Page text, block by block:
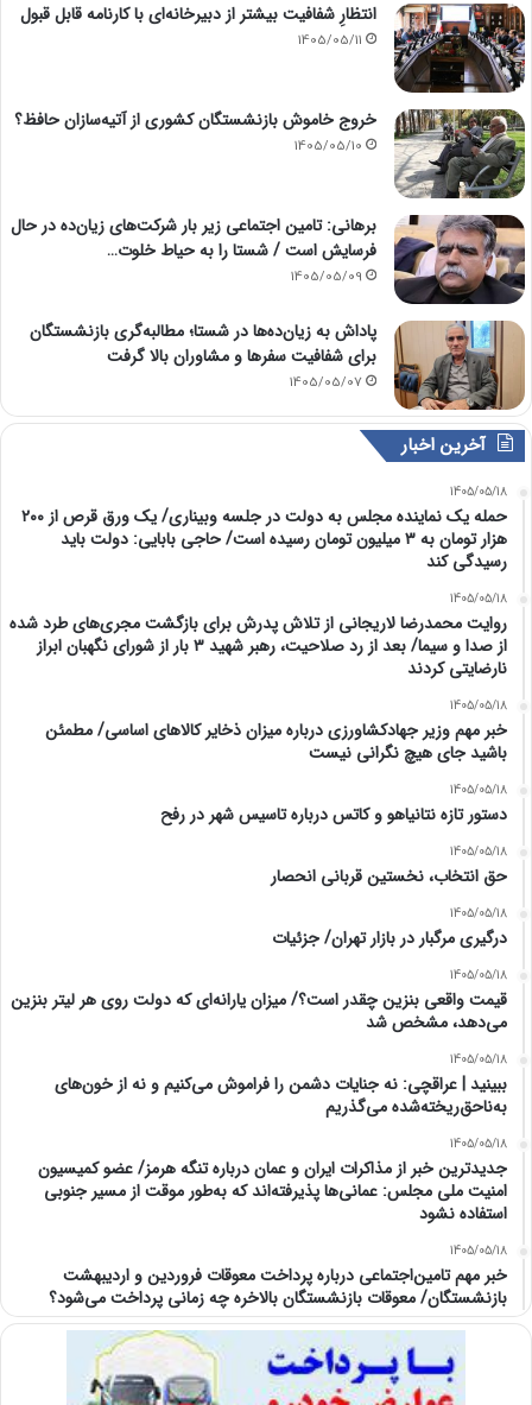
انتظارِ شفافیت بیشتر از دبیرخانه‌ای با کارنامه قابل قبول
1405/05/11
خروج خاموش بازنشستگان کشوری از آتیه‌سازان حافظ؟
1405/05/10
برهانی: تامین اجتماعی زیر بار شرکت‌های زیان‌ده در حال
فرسایش است / شستا را به حیاط خلوت…
1405/05/09
پاداش به زیان‌ده‌ها در شستا؛ مطالبه‌گری بازنشستگان
برای شفافیت سفرها و مشاوران بالا گرفت
1405/05/07
آخرین اخبار
1405/05/18
حمله یک نماینده مجلس به دولت در جلسه وبیناری/ یک ورق قرص از ۲۰۰
هزار تومان به ۳ میلیون تومان رسیده است/ حاجی بابایی: دولت باید
رسیدگی کند
1405/05/18
روایت محمدرضا لاریجانی از تلاش پدرش برای بازگشت مجری‌های طرد شده
از صدا و سیما/ بعد از رد صلاحیت، رهبر شهید ۳ بار از شورای نگهبان ابراز
نارضایتی کردند
1405/05/18
خبر مهم وزیر جهادکشاورزی درباره میزان ذخایر کالاهای اساسی/ مطمئن
باشید جای هیچ نگرانی نیست
1405/05/18
دستور تازه نتانیاهو و کاتس درباره تاسیس شهر در رفح
1405/05/18
حق انتخاب، نخستین قربانی انحصار
1405/05/18
درگیری مرگبار در بازار تهران/ جزئیات
1405/05/18
قیمت واقعی بنزین چقدر است؟/ میزان یارانه‌ای که دولت روی هر لیتر بنزین
می‌دهد، مشخص شد
1405/05/18
ببینید | عراقچی: نه جنایات دشمن را فراموش می‌کنیم و نه از خون‌های
به‌ناحق‌ریخته‌شده می‌گذریم
1405/05/18
جدیدترین خبر از مذاکرات ایران و عمان درباره تنگه هرمز/ عضو کمیسیون
امنیت ملی مجلس: عمانی‌ها پذیرفته‌اند که به‌طور موقت از مسیر جنوبی
استفاده نشود
1405/05/18
خبر مهم تامین‌اجتماعی درباره پرداخت معوقات فروردین و اردیبهشت
بازنشستگان/ معوقات بازنشستگان بالاخره چه زمانی پرداخت می‌شود؟